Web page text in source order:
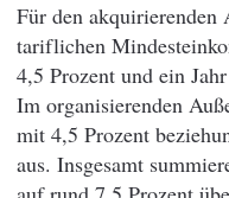
Für den akquirierenden
tariflichen
4,5 Prozent und ein
Im organisierenden
mit 4,5 Prozent
aus. Insgesamt